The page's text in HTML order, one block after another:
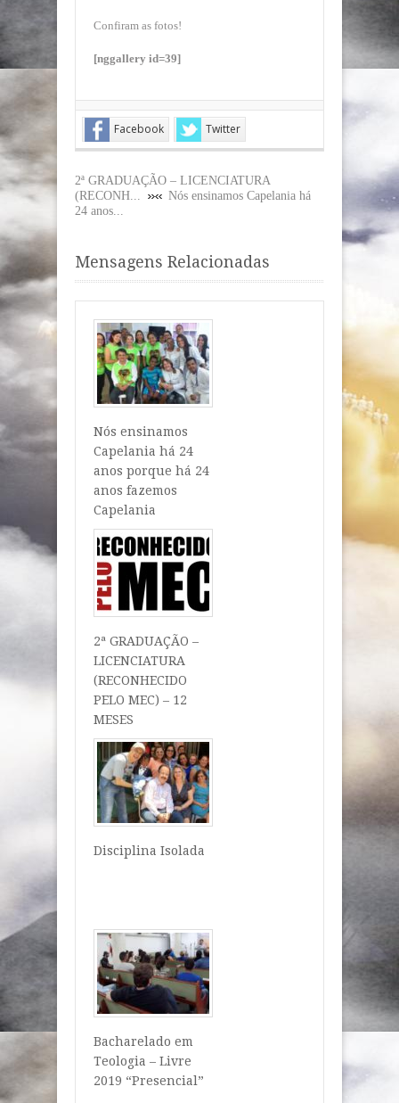
Confiram as fotos!
[nggallery id=39]
Facebook Twitter
2ª GRADUAÇÃO – LICENCIATURA
(RECONH...
Nós ensinamos Capelania há
24 anos...
Mensagens Relacionadas
Nós ensinamos
Capelania há 24
anos porque há 24
anos fazemos
Capelania
2ª GRADUAÇÃO –
LICENCIATURA
(RECONHECIDO
PELO MEC) – 12
MESES
Disciplina Isolada
Bacharelado em
Teologia – Livre
2019 “Presencial”